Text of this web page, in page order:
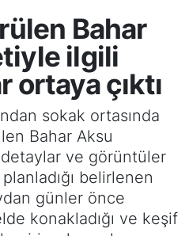
Bahar
ilgili
ortaya çıktı
sokak ortasında
Bahar Aksu
ve görüntüler
belirlenen
günler önce
konakladığı ve keşif
Haritası
ve Fikstür